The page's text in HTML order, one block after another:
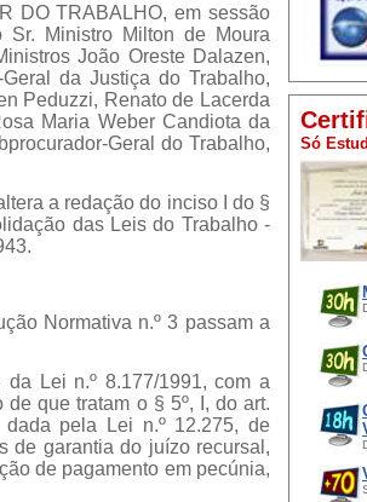
Só
DO TRABALHO, em sessão
Ministro Milton de Moura
João Oreste Dalazen,
da Justiça do Trabalho,
Peduzzi, Renato de Lacerda
Maria Weber Candiota da
Geral do Trabalho,
a redação do inciso I do §
das Leis do Trabalho -
Normativa n.º 3 passam a
Lei n.º 8.177/1991, com a
que tratam o § 5º, I, do art.
pela Lei n.º 12.275, de
de garantia do juízo recursal,
de pagamento em pecúnia,